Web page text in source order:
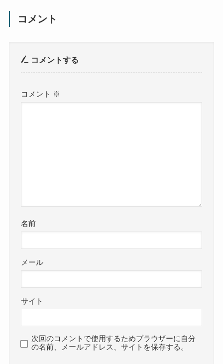
コメント
コメントする
コメント ※
名前
メール
サイト
次回のコメントで使用するためブラウザーに自分
の名前、メールアドレス、サイトを保存する。